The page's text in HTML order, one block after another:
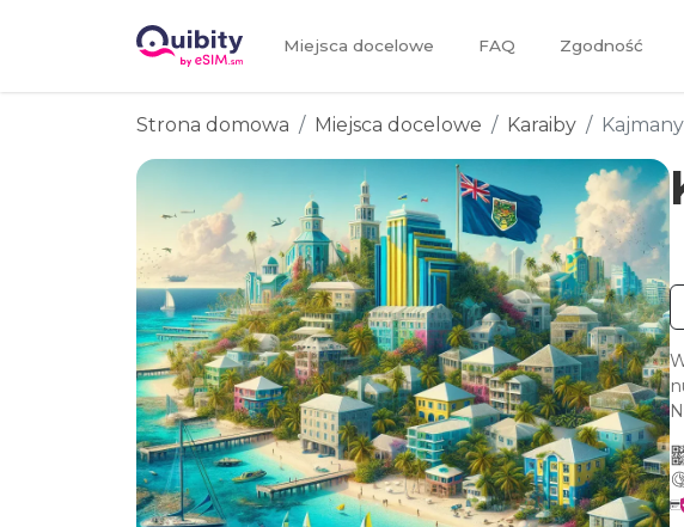
Miejsca docelowe FAQ Zgodność
Strona domowa Miejsca docelowe Karaiby Kajmany